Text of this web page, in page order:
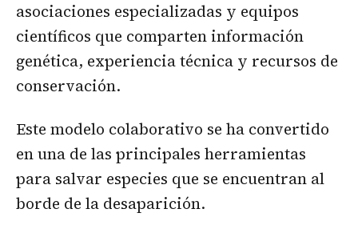
asociaciones especializadas y equipos
científicos que comparten información
genética, experiencia técnica y recursos de
conservación.
Este modelo colaborativo se ha convertido
en una de las principales herramientas
para salvar especies que se encuentran al
borde de la desaparición.